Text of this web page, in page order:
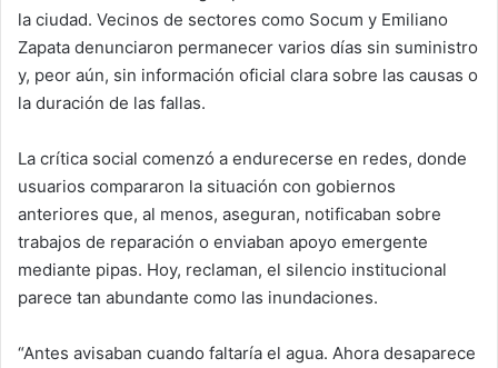
la ciudad. Vecinos de sectores como Socum y Emiliano
Zapata denunciaron permanecer varios días sin suministro
y, peor aún, sin información oficial clara sobre las causas o
la duración de las fallas.
La crítica social comenzó a endurecerse en redes, donde
usuarios compararon la situación con gobiernos
anteriores que, al menos, aseguran, notificaban sobre
trabajos de reparación o enviaban apoyo emergente
mediante pipas. Hoy, reclaman, el silencio institucional
parece tan abundante como las inundaciones.
“Antes avisaban cuando faltaría el agua. Ahora desaparece